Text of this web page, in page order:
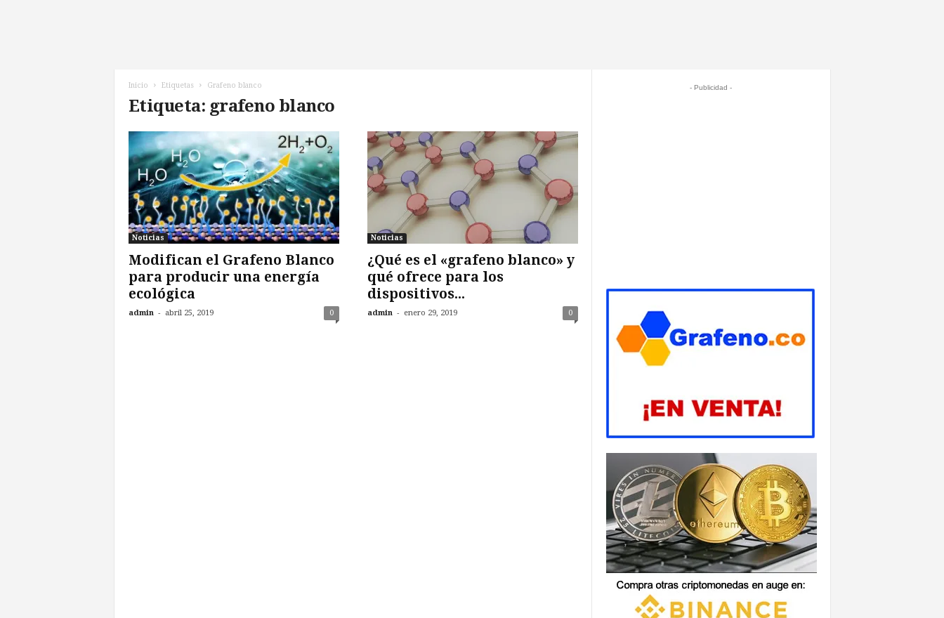
Inicio Etiquetas Grafeno blanco
Etiqueta: grafeno blanco
Noticias
Modifican el Grafeno Blanco
para producir una energía
ecológica
admin - abril 25, 2019 0
Noticias
¿Qué es el «grafeno blanco» y
qué ofrece para los
dispositivos...
admin - enero 29, 2019 0
- Publicidad -